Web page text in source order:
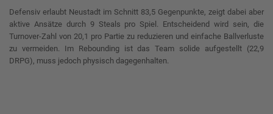
Defensiv erlaubt Neustadt im Schnitt 83,5 Gegenpunkte, zeigt dabei aber
aktive Ansätze durch 9 Steals pro Spiel. Entscheidend wird sein, die
Turnover-Zahl von 20,1 pro Partie zu reduzieren und einfache Ballverluste
zu vermeiden. Im Rebounding ist das Team solide aufgestellt (22,9
DRPG), muss jedoch physisch dagegenhalten.